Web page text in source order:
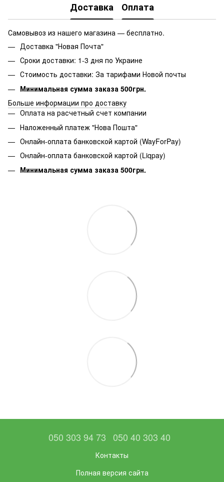
Доставка Оплата
Самовывоз из нашего магазина — бесплатно.
Доставка "Новая Почта"
Сроки доставки: 1-3 дня по Украине
Стоимость доставки: За тарифами Новой почты
Минимальная сумма заказа 500грн.
Больше информации про доставку
Оплата на расчетный счет компании
Наложенный платеж "Нова Пошта"
Онлайн-оплата банковской картой (WayForPay)
Онлайн-оплата банковской картой (Liqpay)
Минимальная сумма заказа 500грн.
050 303 94 73 050 40 303 40
Контакты
Полная версия сайта